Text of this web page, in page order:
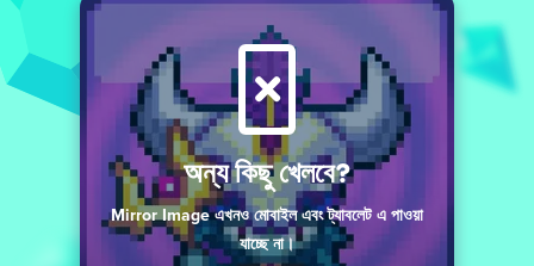
অন্য কিছু খেলবে?
Mirror Image এখনও মোবাইল এবং ট্যাবলেট এ পাওয়া
যাচ্ছে না।